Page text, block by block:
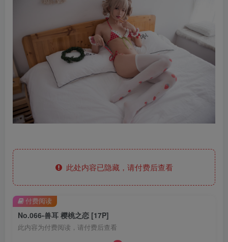
此处内容已隐藏，请付费后查看
No.066-兽耳 樱桃之恋 [17P]
此内容为付费阅读，请付费后查看
付费阅读